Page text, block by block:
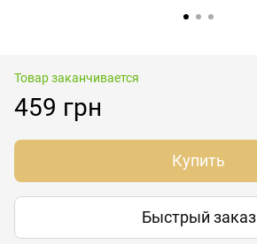
Товар заканчивается
459 грн
Купить
Быстрый заказ